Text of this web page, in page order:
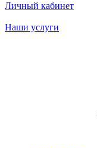
Личный кабинет
Наши услуги